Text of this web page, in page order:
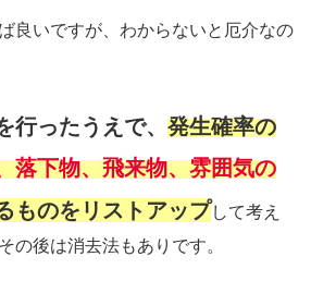
良いですが、わからないと厄介なの
行ったうえで、 発生確率の
落下物、飛来物、雰囲気の
ものをリストアップして考え
の後は消去法もありです。